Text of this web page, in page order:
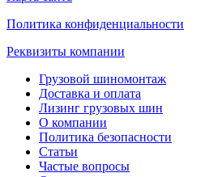
Политика конфиденциальности
Реквизиты компании
Грузовой шиномонтаж
Доставка и оплата
Лизинг грузовых шин
О компании
Политика безопасности
Статьи
Частые вопросы